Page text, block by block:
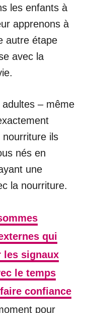
les enfants à
apprenons à
autre étape
avec la
– même
ils
nés en
une
la nourriture.
qui
les signaux
le temps
confiance
pour